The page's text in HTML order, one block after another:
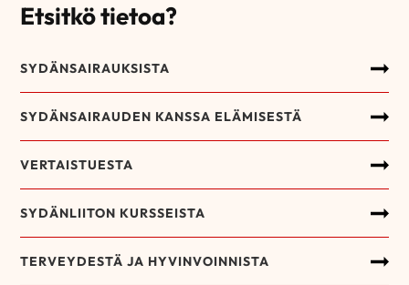
Etsitkö tietoa?
SYDÄNSAIRAUKSISTA
SYDÄNSAIRAUDEN KANSSA ELÄMISESTÄ
VERTAISTUESTA
SYDÄNLIITON KURSSEISTA
TERVEYDESTÄ JA HYVINVOINNISTA